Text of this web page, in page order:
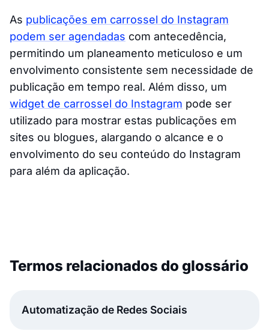
As publicações em carrossel do Instagram
podem ser agendadas com antecedência,
permitindo um planeamento meticuloso e um
envolvimento consistente sem necessidade de
publicação em tempo real. Além disso, um
widget de carrossel do Instagram pode ser
utilizado para mostrar estas publicações em
sites ou blogues, alargando o alcance e o
envolvimento do seu conteúdo do Instagram
para além da aplicação.
Termos relacionados do glossário
Automatização de Redes Sociais